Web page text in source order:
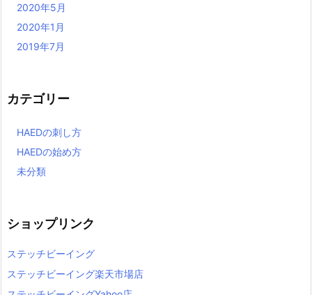
2020年5月
2020年1月
2019年7月
カテゴリー
HAEDの刺し方
HAEDの始め方
未分類
ショップリンク
ステッチビーイング
ステッチビーイング楽天市場店